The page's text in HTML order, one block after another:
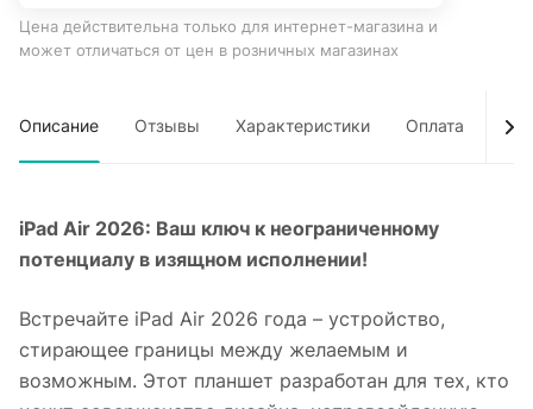
Цена действительна только для интернет-магазина и
может отличаться от цен в розничных магазинах
Описание Отзывы Характеристики Оплата
iPad Air 2026: Ваш ключ к неограниченному
потенциалу в изящном исполнении!
Встречайте iPad Air 2026 года – устройство,
стирающее границы между желаемым и
возможным. Этот планшет разработан для тех, кто